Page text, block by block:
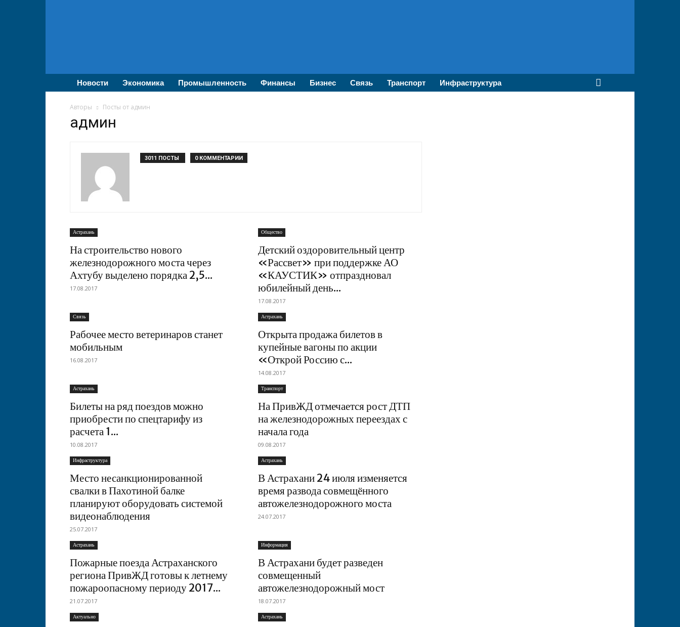
бизнеса
Новости Экономика Промышленность Финансы Бизнес Связь Транспорт Инфраструктура
Авторы Посты от админ
админ
3011 ПОСТЫ 0 КОММЕНТАРИИ
Астрахань
На строительство нового
железнодорожного моста через
Ахтубу выделено порядка 2,5...
17.08.2017
Общество
Детский оздоровительный центр
«Рассвет» при поддержке АО
«КАУСТИК» отпраздновал
юбилейный день...
17.08.2017
Связь
Рабочее место ветеринаров станет
мобильным
16.08.2017
Астрахань
Открыта продажа билетов в
купейные вагоны по акции
«Открой Россию с...
14.08.2017
Астрахань
Билеты на ряд поездов можно
приобрести по спецтарифу из
расчета 1...
10.08.2017
Транспорт
На ПривЖД отмечается рост ДТП
на железнодорожных переездах с
начала года
09.08.2017
Инфраструктура
Место несанкционированной
свалки в Пахотиной балке
планируют оборудовать системой
видеонаблюдения
25.07.2017
Астрахань
В Астрахани 24 июля изменяется
время развода совмещённого
автожелезнодорожного моста
24.07.2017
Астрахань
Пожарные поезда Астраханского
региона ПривЖД готовы к летнему
пожароопасному периоду 2017...
21.07.2017
Информация
В Астрахани будет разведен
совмещенный
автожелезнодорожный мост
18.07.2017
Актуально Астрахань